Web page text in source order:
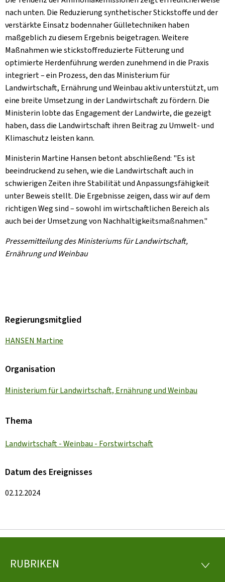
nach unten. Die Reduzierung synthetischer Stickstoffe und der
verstärkte Einsatz bodennaher Gülletechniken haben
maßgeblich zu diesem Ergebnis beigetragen. Weitere
Maßnahmen wie stickstoffreduzierte Fütterung und
optimierte Herdenführung werden zunehmend in die Praxis
integriert – ein Prozess, den das Ministerium für
Landwirtschaft, Ernährung und Weinbau aktiv unterstützt, um
eine breite Umsetzung in der Landwirtschaft zu fördern. Die
Ministerin lobte das Engagement der Landwirte, die gezeigt
haben, dass die Landwirtschaft ihren Beitrag zu Umwelt- und
Klimaschutz leisten kann.
Ministerin Martine Hansen betont abschließend: "Es ist
beeindruckend zu sehen, wie die Landwirtschaft auch in
schwierigen Zeiten ihre Stabilität und Anpassungsfähigkeit
unter Beweis stellt. Die Ergebnisse zeigen, dass wir auf dem
richtigen Weg sind – sowohl im wirtschaftlichen Bereich als
auch bei der Umsetzung von Nachhaltigkeitsmaßnahmen."
Pressemitteilung des Ministeriums für Landwirtschaft,
Ernährung und Weinbau
Regierungsmitglied
HANSEN Martine
Organisation
Ministerium für Landwirtschaft, Ernährung und Weinbau
Thema
Landwirtschaft - Weinbau - Forstwirtschaft
Datum des Ereignisses
02.12.2024
Footer
RUBRIKEN